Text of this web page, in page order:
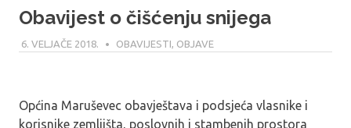
Obavijest o čišćenju snijega
6. VELJAČE 2018. MARIO
OBAVIJESTI, OBJAVE
Općina Maruševec obavještava i podsjeća vlasnike i
korisnike zemljišta, poslovnih i stambenih prostora